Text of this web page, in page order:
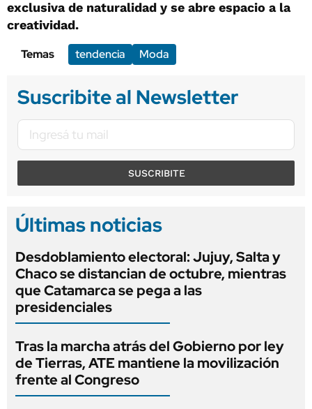
exclusiva de naturalidad y se abre espacio a la
creatividad.
Temas
tendencia Moda
Suscribite al Newsletter
SUSCRIBITE
Últimas noticias
Desdoblamiento electoral: Jujuy, Salta y
Chaco se distancian de octubre, mientras
que Catamarca se pega a las
presidenciales
Tras la marcha atrás del Gobierno por ley
de Tierras, ATE mantiene la movilización
frente al Congreso